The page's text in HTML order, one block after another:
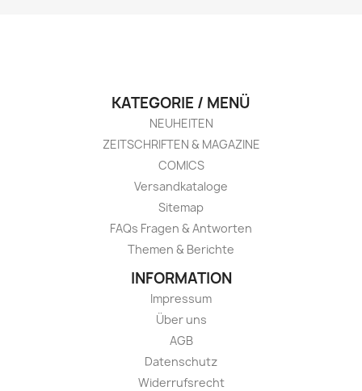
KATEGORIE / MENÜ
NEUHEITEN
ZEITSCHRIFTEN & MAGAZINE
COMICS
Versandkataloge
Sitemap
FAQs Fragen & Antworten
Themen & Berichte
INFORMATION
Impressum
Über uns
AGB
Datenschutz
Widerrufsrecht